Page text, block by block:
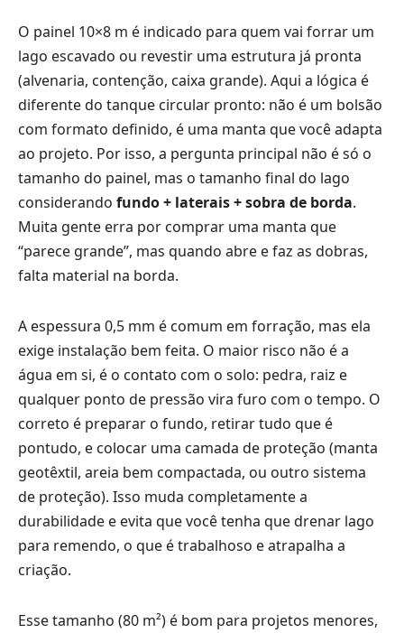
O painel 10×8 m é indicado para quem vai forrar um
lago escavado ou revestir uma estrutura já pronta
(alvenaria, contenção, caixa grande). Aqui a lógica é
diferente do tanque circular pronto: não é um bolsão
com formato definido, é uma manta que você adapta
ao projeto. Por isso, a pergunta principal não é só o
tamanho do painel, mas o tamanho final do lago
considerando fundo + laterais + sobra de borda.
Muita gente erra por comprar uma manta que
“parece grande”, mas quando abre e faz as dobras,
falta material na borda.
A espessura 0,5 mm é comum em forração, mas ela
exige instalação bem feita. O maior risco não é a
água em si, é o contato com o solo: pedra, raiz e
qualquer ponto de pressão vira furo com o tempo. O
correto é preparar o fundo, retirar tudo que é
pontudo, e colocar uma camada de proteção (manta
geotêxtil, areia bem compactada, ou outro sistema
de proteção). Isso muda completamente a
durabilidade e evita que você tenha que drenar lago
para remendo, o que é trabalhoso e atrapalha a
criação.
Esse tamanho (80 m²) é bom para projetos menores,